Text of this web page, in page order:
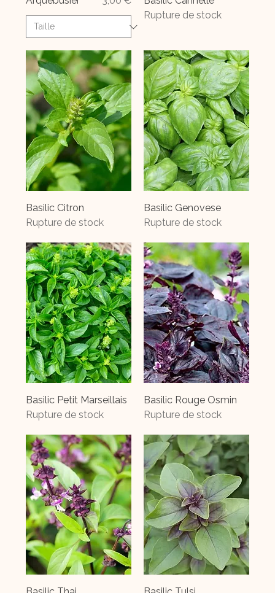
Rupture de stock
Basilic Citron
Rupture de stock
Basilic Genovese
Rupture de stock
Basilic Petit Marseillais
Rupture de stock
Basilic Rouge Osmin
Rupture de stock